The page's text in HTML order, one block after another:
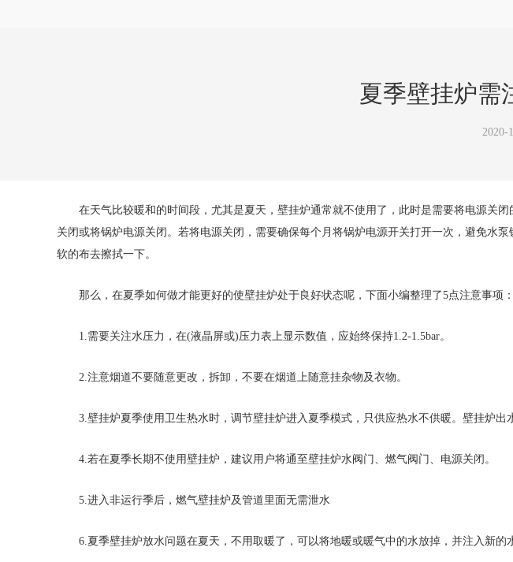
夏季壁挂炉需
2020-
在天气比较暖和的时间段，尤其是夏天，壁挂炉通常就不使用了，此时是需要将电源关
关闭或将锅炉电源关闭。若将电源关闭，需要确保每个月将锅炉电源开关打开一次，避免水
软的布去擦拭一下。
那么，在夏季如何做才能更好的使壁挂炉处于良好状态呢，下面小编整理了5点注意事项：
1.需要关注水压力，在(液晶屏或)压力表上显示数值，应始终保持1.2-1.5bar。
2.注意烟道不要随意更改，拆卸，不要在烟道上随意挂杂物及衣物。
3.壁挂炉夏季使用卫生热水时，调节壁挂炉进入夏季模式，只供应热水不供暖。壁挂炉出
4.若在夏季长期不使用壁挂炉，建议用户将通至壁挂炉水阀门、燃气阀门、电源关闭。
5.进入非运行季后，燃气壁挂炉及管道里面无需泄水
6.夏季壁挂炉放水问题在夏天，不用取暖了，可以将地暖或暖气中的水放掉，并注入新的